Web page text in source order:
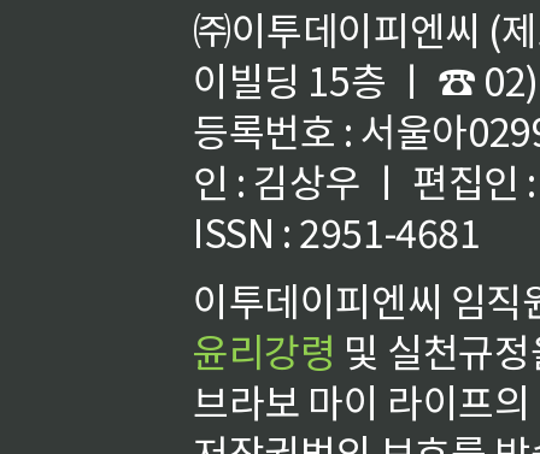
㈜이투데이피엔씨 (
이빌딩 15층 ㅣ ☎
등록번호 : 서울아
인 : 김상우 ㅣ 편집인
ISSN : 2951-4681
이투데이피엔씨 임
윤리강령 및 실천규
브라보 마이 라이프